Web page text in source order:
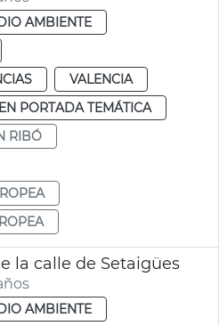
AMBIENTE
VALENCIA
EN PORTADA TEMÁTICA
RIBÓ
la calle de Setaigües
AMBIENTE